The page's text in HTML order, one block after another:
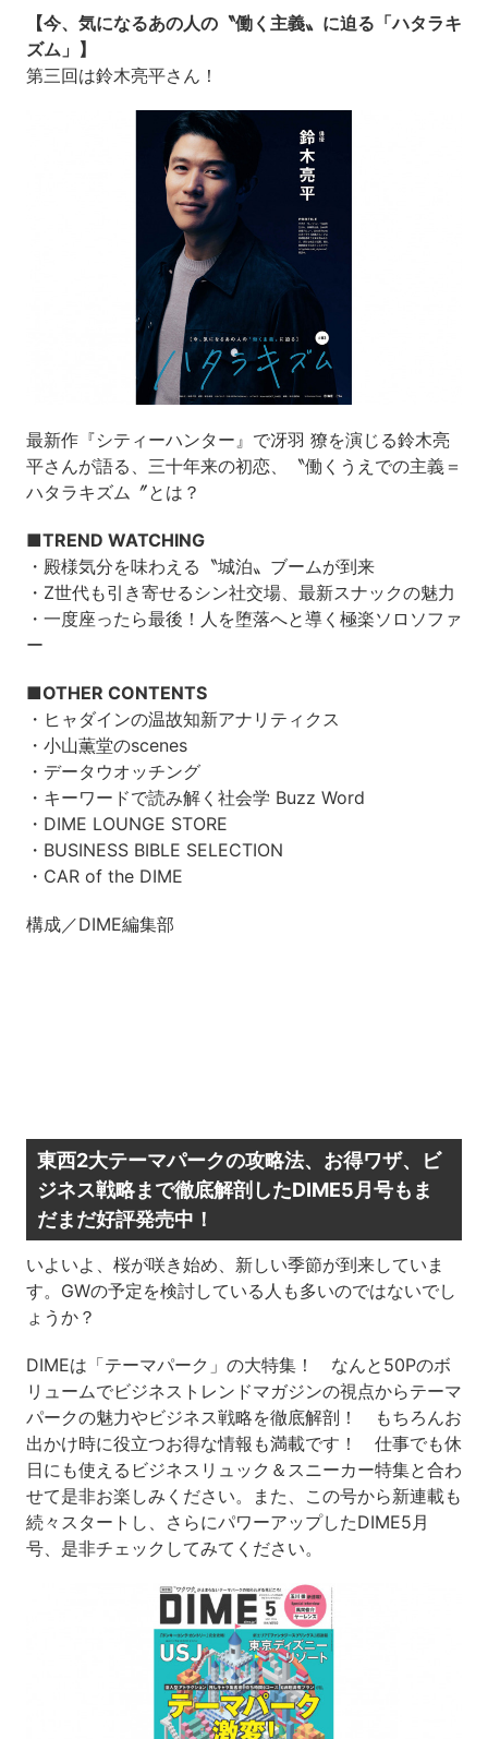
【今、気になるあの人の〝働く主義〟に迫る「ハタラキ
ズム」】
第三回は鈴木亮平さん！
最新作『シティーハンター』で冴羽 獠を演じる鈴木亮
平さんが語る、三十年来の初恋、〝働くうえでの主義＝
ハタラキズム〞とは？
■TREND WATCHING
・殿様気分を味わえる〝城泊〟ブームが到来
・Z世代も引き寄せるシン社交場、最新スナックの魅力
・一度座ったら最後！人を堕落へと導く極楽ソロソファ
ー
■OTHER CONTENTS
・ヒャダインの温故知新アナリティクス
・小山薫堂のscenes
・データウオッチング
・キーワードで読み解く社会学 Buzz Word
・DIME LOUNGE STORE
・BUSINESS BIBLE SELECTION
・CAR of the DIME
構成／DIME編集部
東西2大テーマパークの攻略法、お得ワザ、ビ
ジネス戦略まで徹底解剖したDIME5月号もま
だまだ好評発売中！
いよいよ、桜が咲き始め、新しい季節が到来していま
す。GWの予定を検討している人も多いのではないでし
ょうか？
DIMEは「テーマパーク」の大特集！ なんと50Pのボ
リュームでビジネストレンドマガジンの視点からテーマ
パークの魅力やビジネス戦略を徹底解剖！ もちろんお
出かけ時に役立つお得な情報も満載です！ 仕事でも休
日にも使えるビジネスリュック＆スニーカー特集と合わ
せて是非お楽しみください。また、この号から新連載も
続々スタートし、さらにパワーアップしたDIME5月
号、是非チェックしてみてください。